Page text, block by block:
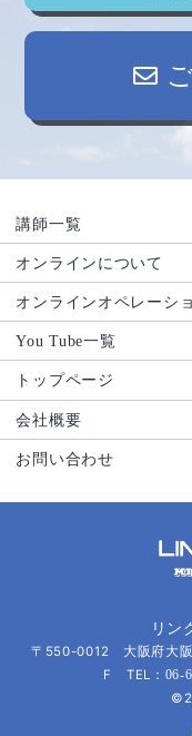
講師一覧
オンラインについて
オンラインオペレーシ
You Tube一覧
トップページ
会社概要
お問い合わせ
リン
〒550-0012 大阪府大阪
F TEL： 06-